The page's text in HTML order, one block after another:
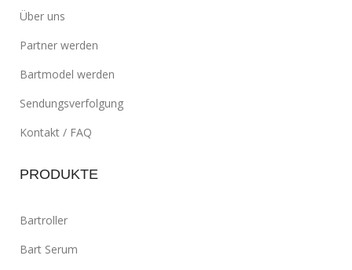
Über uns
Partner werden
Bartmodel werden
Sendungsverfolgung
Kontakt / FAQ
PRODUKTE
Bartroller
Bart Serum